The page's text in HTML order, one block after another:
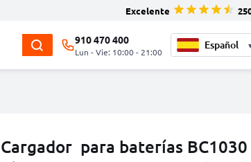
Excelente
910 470 400
Lun - Vie: 10:00 - 21:00
Cargador para baterías BC1030